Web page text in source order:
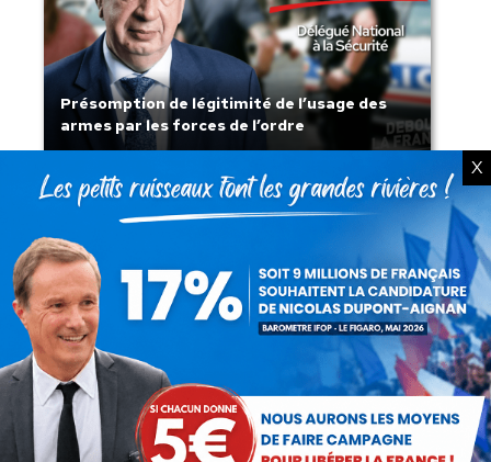
Présomption de légitimité de l’usage des
armes par les forces de l’ordre
Lorsque tout flambe et que l’État
s’affaisse.
X